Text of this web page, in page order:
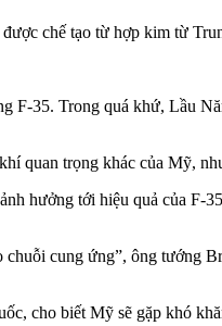
chế tạo từ hợp kim từ
35. Trong quá khứ, Lầu
quan trọng khác của Mỹ,
hưởng tới hiệu quả của
cung ứng”, ông tướng
cho biết Mỹ sẽ gặp khó